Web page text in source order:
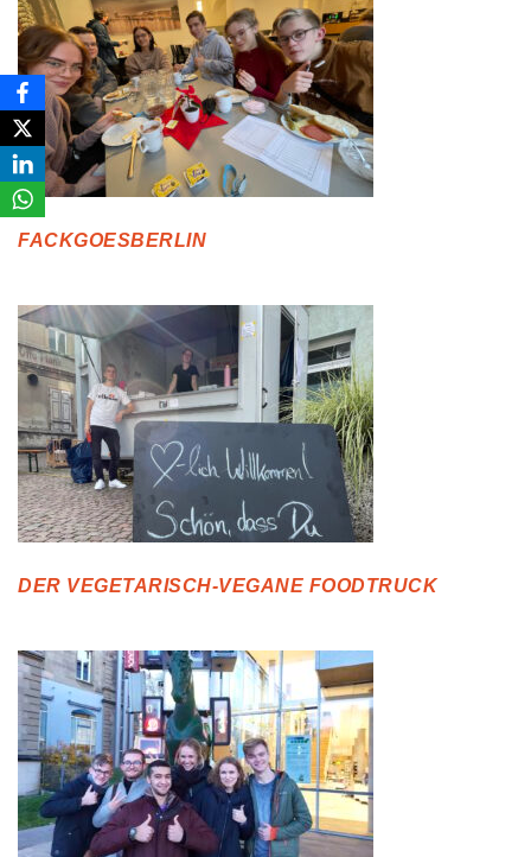
FACKGOESBERLIN
DER VEGETARISCH-VEGANE FOODTRUCK